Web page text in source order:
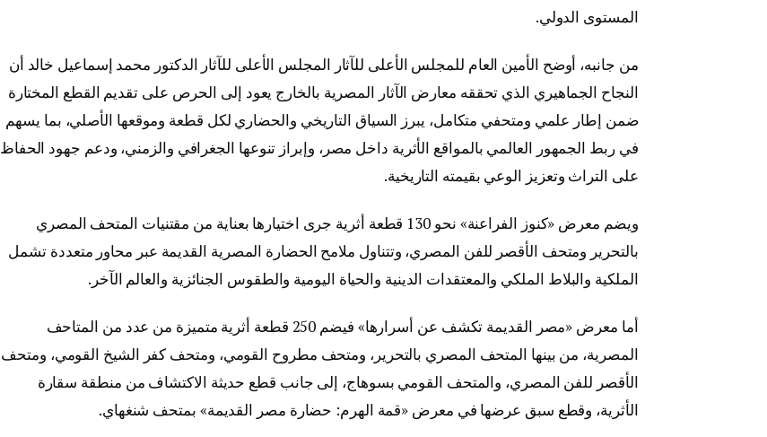
المستوى الدولي.
من جانبه، أوضح الأمين العام للمجلس الأعلى للآثار المجلس الأعلى للآثار الدكتور محمد إسماعيل خالد أن
النجاح الجماهيري الذي تحققه معارض الآثار المصرية بالخارج يعود إلى الحرص على تقديم القطع المختارة
ضمن إطار علمي ومتحفي متكامل، يبرز السياق التاريخي والحضاري لكل قطعة وموقعها الأصلي، بما يسهم
في ربط الجمهور العالمي بالمواقع الأثرية داخل مصر، وإبراز تنوعها الجغرافي والزمني، ودعم جهود الحفاظ
على التراث وتعزيز الوعي بقيمته التاريخية.
ويضم معرض «كنوز الفراعنة» نحو 130 قطعة أثرية جرى اختيارها بعناية من مقتنيات المتحف المصري
بالتحرير ومتحف الأقصر للفن المصري، وتتناول ملامح الحضارة المصرية القديمة عبر محاور متعددة تشمل
الملكية والبلاط الملكي والمعتقدات الدينية والحياة اليومية والطقوس الجنائزية والعالم الآخر.
أما معرض «مصر القديمة تكشف عن أسرارها» فيضم 250 قطعة أثرية متميزة من عدد من المتاحف
المصرية، من بينها المتحف المصري بالتحرير، ومتحف مطروح القومي، ومتحف كفر الشيخ القومي، ومتحف
الأقصر للفن المصري، والمتحف القومي بسوهاج، إلى جانب قطع حديثة الاكتشاف من منطقة سقارة
الأثرية، وقطع سبق عرضها في معرض «قمة الهرم: حضارة مصر القديمة» بمتحف شنغهاي.